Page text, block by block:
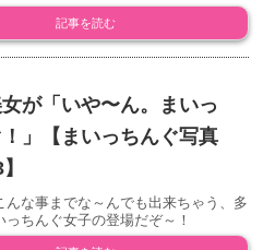
記事を読む
が「いや〜ん。まいっ
」【まいっちんぐ写真
んな事までな～んでも出来ちゃう、多
っちんぐ女子の登場だぞ～！